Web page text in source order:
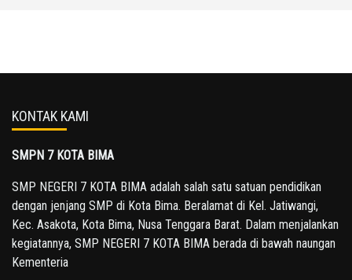
KONTAK KAMI
SMPN 7 KOTA BIMA
SMP NEGERI 7 KOTA BIMA adalah salah satu satuan pendidikan
dengan jenjang SMP di Kota Bima. Beralamat di Kel. Jatiwangi,
Kec. Asakota, Kota Bima, Nusa Tenggara Barat. Dalam menjalankan
kegiatannya, SMP NEGERI 7 KOTA BIMA berada di bawah naungan
Kementeria